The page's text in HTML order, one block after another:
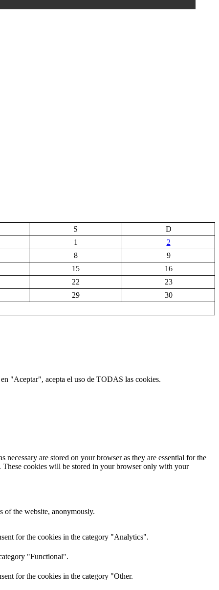
S
D
1
2
8
9
15
16
22
23
29
30
"Aceptar", acepta el uso de TODAS las cookies.
are stored on your browser as they are essential for the
These cookies will be stored in your browser only with your
of the website, anonymously.
for the cookies in the category "Analytics".
"Functional".
for the cookies in the category "Other.